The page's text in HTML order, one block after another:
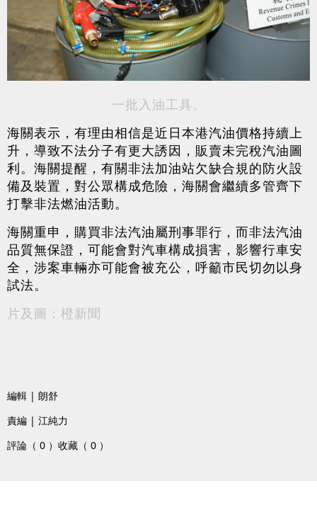
一批入油工具。
海關表示，有理由相信是近日本港汽油價格持續上
升，導致不法分子有更大誘因，販賣未完稅汽油圖
利。海關提醒，有關非法加油站欠缺合規的防火設
備及裝置，對公眾構成危險，海關會繼續多管齊下
打擊非法燃油活動。
海關重申，購買非法汽油屬刑事罪行，而非法汽油
品質無保證，可能會對汽車構成損害，影響行車安
全，涉案車輛亦可能會被充公，呼籲市民切勿以身
試法。
片及圖：橙新聞
編輯 | 朗舒
責編 | 江純力
評論（ 0 ） 收藏（ 0 ）